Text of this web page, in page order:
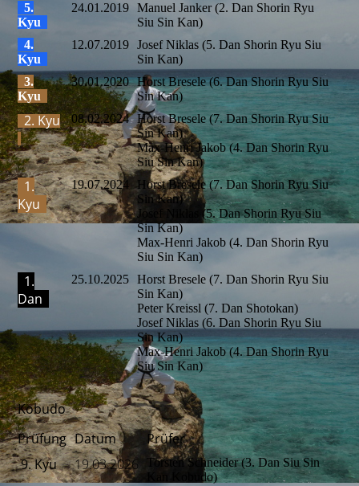
5.
Kyu
24.01.2019
Manuel Janker (2. Dan Shorin Ryu
Siu Sin Kan)
4.
Kyu
12.07.2019
Josef Niklas (5. Dan Shorin Ryu Siu
Sin Kan)
3.
Kyu
30.01.2020 Horst Bresele (6. Dan Shorin Ryu Siu
Sin Kan)
2. Kyu 08.02.2024 Horst Bresele (7. Dan Shorin Ryu Siu
Sin Kan)
Max-Henri Jakob (4. Dan Shorin Ryu
Siu Sin Kan)
1.
Kyu
19.07.2024
Horst Bresele (7. Dan Shorin Ryu Siu
Sin Kan)
Josef Niklas (5. Dan Shorin Ryu Siu
Sin Kan)
Max-Henri Jakob (4. Dan Shorin Ryu
Siu Sin Kan)
1.
Dan
25.10.2025
Horst Bresele (7. Dan Shorin Ryu Siu
Sin Kan)
Peter Kreissl (7. Dan Shotokan)
Josef Niklas (6. Dan Shorin Ryu Siu
Sin Kan)
Max-Henri Jakob (4. Dan Shorin Ryu
Siu Sin Kan)
Kobudo
Prüfung Datum
Prüfer
9. Kyu
19.03.2026
Torsten Schneider (3. Dan Siu Sin
Kan Kobudo)